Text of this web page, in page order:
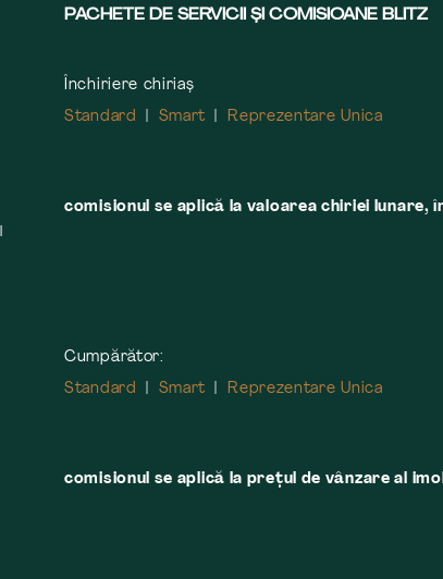
PACHETE DE SERVICII ȘI COMISIOANE BLITZ
Închiriere chiriaș
Standard
Smart Reprezentare Unica
comisionul se aplică la valoarea chiriei
Cumpărător:
Standard
Smart Reprezentare Unica
comisionul se aplică la preţul de vânzare al